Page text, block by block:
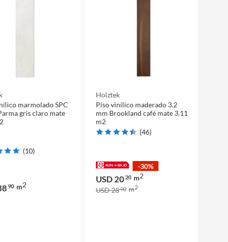
marmolado SPC
gris claro mate
(10)
90 m2
Holztek
Piso vinílico maderado 3.2
mm Brookland café mate 3.11
m2
(46)
-30%
USD 2020 m2
USD 2890 m2